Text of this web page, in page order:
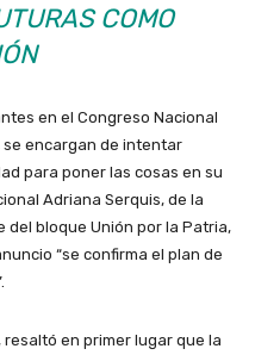
COMO
en el Congreso Nacional
encargan de intentar
para poner las cosas en su
Adriana Serquis, de la
del bloque Unión por la Patria,
“se confirma el plan de
en primer lugar que la